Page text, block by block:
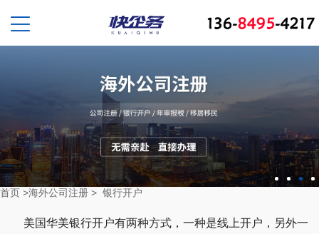
首页 >海外公司注册 > 银行开户
美国华美银行开户有两种方式，一种是线上开户，另外一